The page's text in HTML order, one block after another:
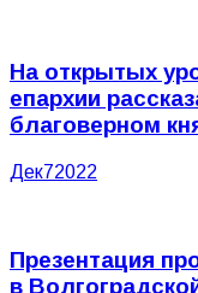
На открытых
епархии
благоверном
Дек72022
Презентация
в